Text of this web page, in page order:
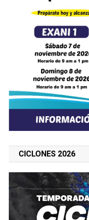
CICLONES 2026